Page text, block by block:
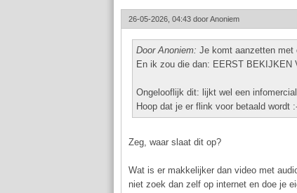
26-05-2026, 04:43 doorAnoniem
Door Anoniem: Je komt aanzetten met
En ik zou die dan: EERST BEKIJKEN
Ongelooflijk dit: lijkt wel een
Hoop dat je er flink voor betaald wordt
Zeg, waar slaat dit op?
Wat is er makkelijker dan video met
niet zoek dan zelf op internet en doe je